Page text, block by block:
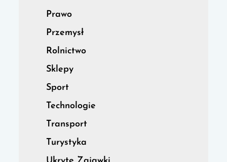
Prawo
Przemysł
Rolnictwo
Sklepy
Sport
Technologie
Transport
Turystyka